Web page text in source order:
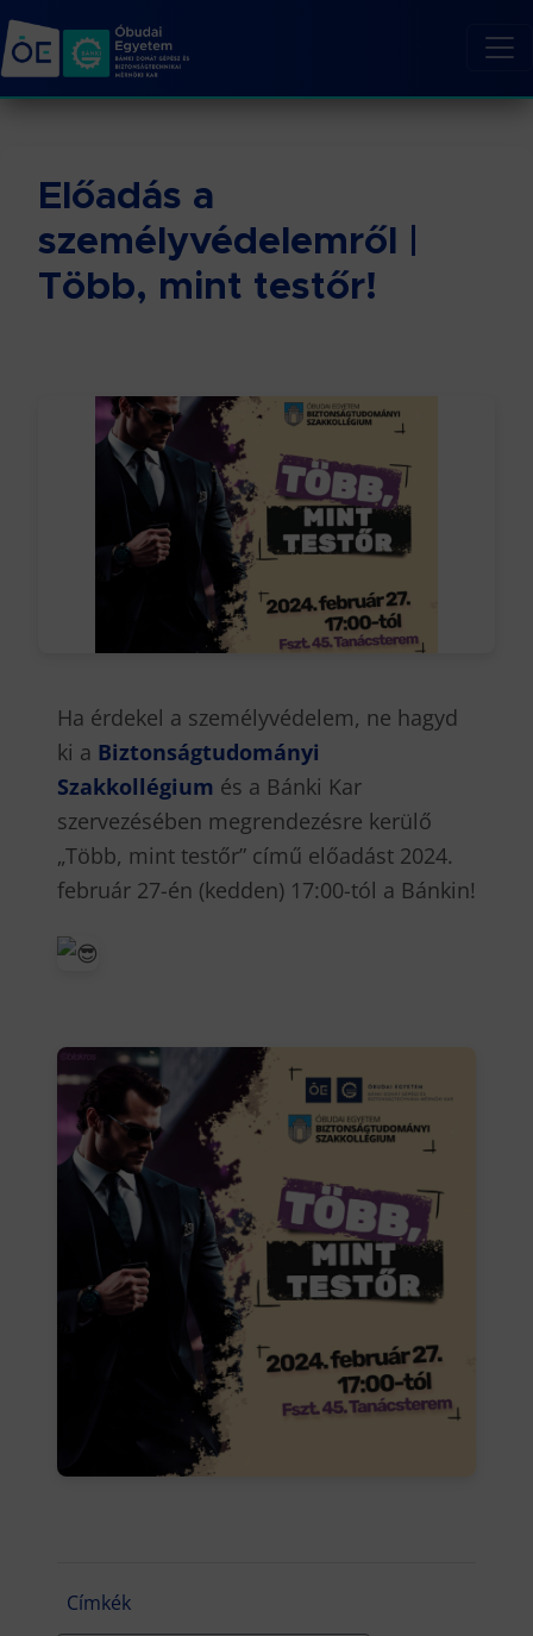
Előadás a
személyvédelemről |
Több, mint testőr!
Ha érdekel a személyvédelem, ne hagyd
ki a Biztonságtudományi
Szakkollégium és a Bánki Kar
szervezésében megrendezésre kerülő
„Több, mint testőr” című előadást 2024.
február 27-én (kedden) 17:00-tól a Bánkin!
Címkék